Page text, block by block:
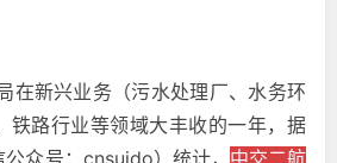
在新兴业务（污水处理厂、水务环
铁路行业等领域大丰收的一年，据
众号：cnsuido）统计， 中交二航